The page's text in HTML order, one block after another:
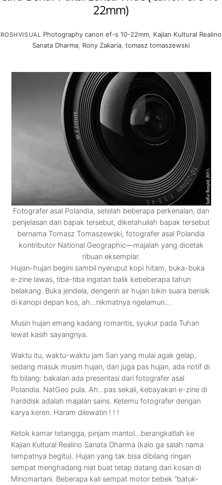
22mm)
ROSHVISUAL Photography canon ef-s 10-22mm, Kajian Kultural Realino
Sanata Dharma, Rony Zakaria, tomasz tomaszewski
Fotografer asal Polandia, setelah beberapa perkenalan, dan
penjelasan dari bapak tersebut, diketahuilah bapak tersebut
bernama Tomasz Tomaszewski, fotografer asal Polandia
kontributor National Geographic—majalah yang dicetak
ribuan eksemplar.
Hujan-hujan begini sambil nyeruput kopi hitam, buka-buka
e-zine lawas, tiba-tiba ingatan balik kebeberapa tahun
belakang. Buka jendela, dengerin air hujan bikin suara berisik
di kanopi depan kos, ah…nikmatnya ngelamun…
Musin hujan emang kadang romantis, syukur pada Tuhan
lewat kasih sayangnya.
Waktu itu, waktu-waktu jam 5an yang mulai agak gelap,
sedang masuk musim hujan, dan juga pas hujan, ada notif di
fb bilang: bakalan ada presentasi dari fotografer asal
Polandia. NatGeo pula. Ah…pas sekali, kebayakan e-zine di
harddisk adalah majalan sains. Ketemu fotografer dengan
karya keren. Haram dilewatin ! ! !
Ketok kamar tetangga, pinjam mantol…berangkatlah ke
Kajian Kultural Realino Sanata Dharma (kalo ga salah nama
tempatnya begitu). Hujan yang tak bisa dibilang ringan
sempat menghadang niat buat tetap datang dari kosan di
Minomartani. Beberapa kali sempat motor bebek “batuk-